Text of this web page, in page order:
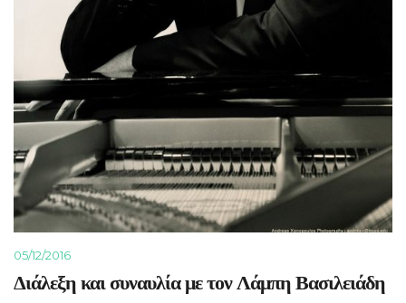
05/12/2016
Διάλεξη και συναυλία με τον Λάμπη Βασιλειάδη